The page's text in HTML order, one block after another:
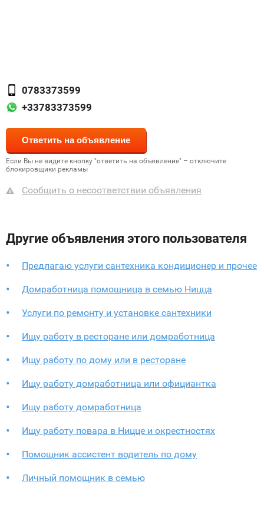
0783373599
+33783373599
Если Вы не видите кнопку "ответить на объявление" – отключите
блокировщики рекламы
Сообщить о несоответствии объявления
Другие объявления этого пользователя
Предлагаю услуги сантехника кондиционер и прочее
Домработница помощница в семью Ницца
Услуги по ремонту и установке сантехники
Ищу работу в ресторане или домработница
Ищу работу по дому или в ресторане
Ищу работу домработница или официантка
Ищу работу домработница
Ищу работу повара в Ницце и окрестностях
Помощник ассистент водитель по дому
Личный помощник в семью